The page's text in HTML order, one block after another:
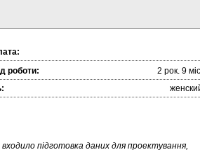
роботи:
2 рок. 9
підготовка даних для проектування,